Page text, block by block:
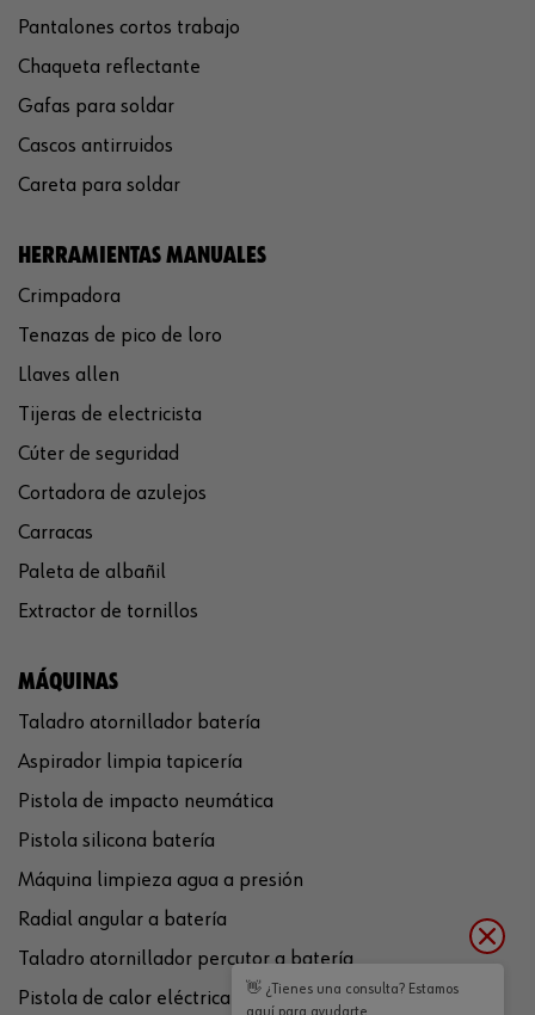
Pantalones cortos trabajo
Chaqueta reflectante
Gafas para soldar
Cascos antirruidos
Careta para soldar
HERRAMIENTAS MANUALES
Crimpadora
Tenazas de pico de loro
Llaves allen
Tijeras de electricista
Cúter de seguridad
Cortadora de azulejos
Carracas
Paleta de albañil
Extractor de tornillos
MÁQUINAS
Taladro atornillador batería
Aspirador limpia tapicería
Pistola de impacto neumática
Pistola silicona batería
Máquina limpieza agua a presión
Radial angular a batería
Taladro atornillador percutor a batería
Pistola de calor eléctrica
👋 ¿Tienes una consulta? Estamos